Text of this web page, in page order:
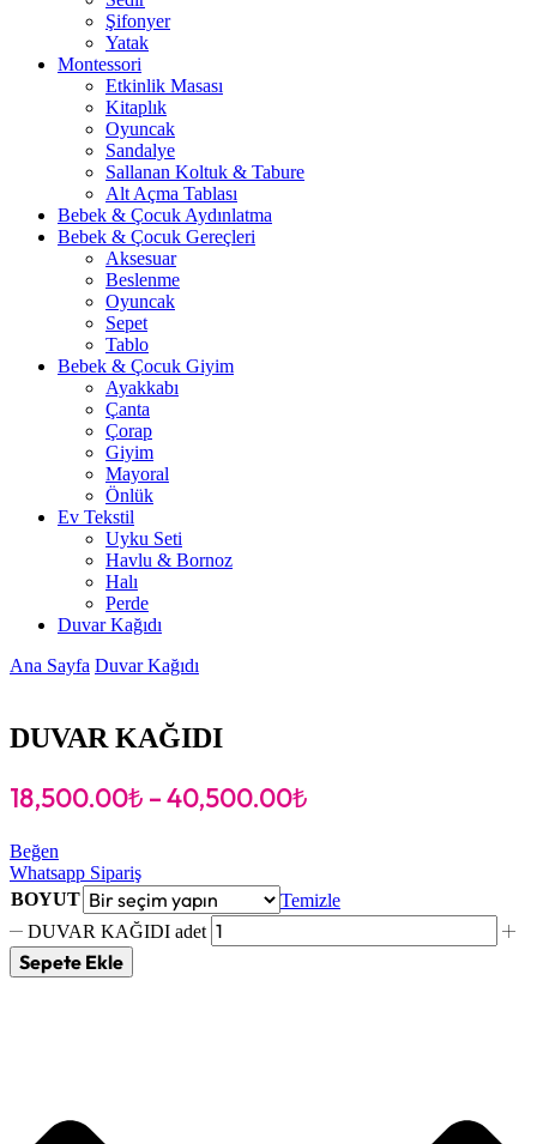
Şifonyer
Yatak
Montessori
Etkinlik Masası
Kitaplık
Oyuncak
Sandalye
Sallanan Koltuk & Tabure
Alt Açma Tablası
Bebek & Çocuk Aydınlatma
Bebek & Çocuk Gereçleri
Aksesuar
Beslenme
Oyuncak
Sepet
Tablo
Bebek & Çocuk Giyim
Ayakkabı
Çanta
Çorap
Giyim
Mayoral
Önlük
Ev Tekstil
Uyku Seti
Havlu & Bornoz
Halı
Perde
Duvar Kağıdı
Ana Sayfa Duvar Kağıdı
DUVAR KAĞIDI
18,500.00₺ –40,500.00₺
Beğen
Whatsapp Sipariş
BOYUT
Temizle
DUVAR KAĞIDI adet
Sepete Ekle